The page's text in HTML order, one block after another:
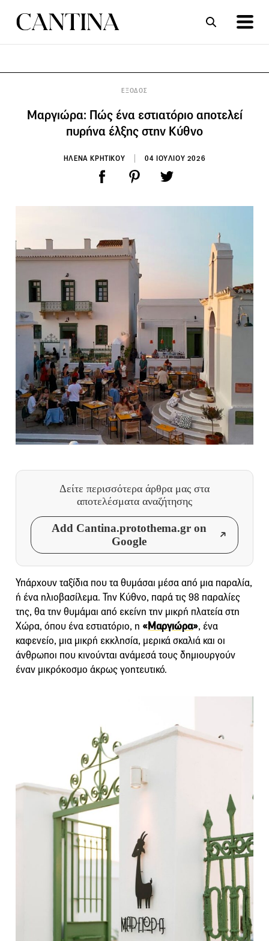
ΕΞΟΔΟΣ
Μαργιώρα: Πώς ένα εστιατόριο αποτελεί
πυρήνα έλξης στην Κύθνο
HΛΕΝΑ ΚΡΗΤΙΚΟΥ 04 ΙΟΥΛΙΟΥ 2026
Δείτε περισσότερα άρθρα μας στα
αποτελέσματα αναζήτησης
Add Cantina.protothema.gr on
Google
Υπάρχουν ταξίδια που τα θυμάσαι μέσα από μια παραλία,
ή ένα ηλιοβασίλεμα. Την Κύθνο, παρά τις 98 παραλίες
της, θα την θυμάμαι από εκείνη την μικρή πλατεία στη
Χώρα, όπου ένα εστιατόριο, η «Μαργιώρα», ένα
καφενείο, μια μικρή εκκλησία, μερικά σκαλιά και οι
άνθρωποι που κινούνται ανάμεσά τους δημιουργούν
έναν μικρόκοσμο άκρως γοητευτικό.